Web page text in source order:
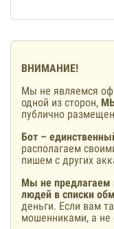
ВНИМАНИЕ!
Мы не являемся
одной из сторон,
публично
Бот –
располагаем
пишем с других
Мы не предлагаем
людей в списки
деньги. Если вам
мошенниками, а не